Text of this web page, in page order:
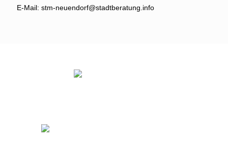
E-Mail: stm-neuendorf@stadtberatung.info